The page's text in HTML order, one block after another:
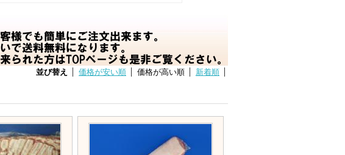
並び替え 価格が安い順 価格が高い順 新着順